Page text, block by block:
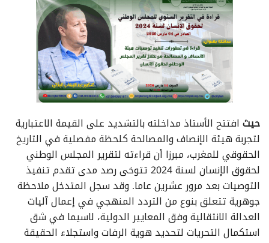
حيثافتتح الأستاذ مداخلته بالتشديد على القيمة الاعتبارية
لتجربة هيئة الإنصاف والمصالحة كلحظة مفصلية في التاريخ
الحقوقي للمغرب، مبرزا أن قراءته لتقرير المجلس الوطني
لحقوق الإنسان لسنة 2024 تتوخى رصد مدى تقدم تنفيذ
التوصيات بعد مرور عشرين عاما. وقد سجل المتدخل ملاحظة
جوهرية تتعلق بنوع من التردد المنهجي في إعمال آليات
العدالة الانتقالية وفق المعايير الدولية، لاسيما في شق
استكمال التحريات لتحديد هوية الرفات واستجلاء الحقيقة